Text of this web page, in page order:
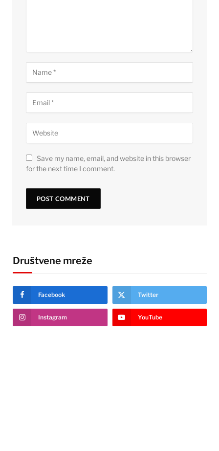
Save my name, email, and website in this browser
for the next time I comment.
Društvene mreže
Facebook Twitter
Instagram YouTube